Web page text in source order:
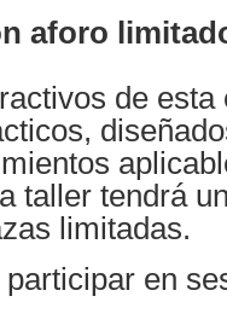
aforo
de
taller tendrá
limitadas.
en